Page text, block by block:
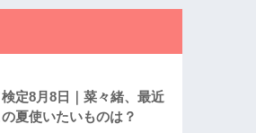
定8月8日｜菜々緒、最近
夏使いたいものは？